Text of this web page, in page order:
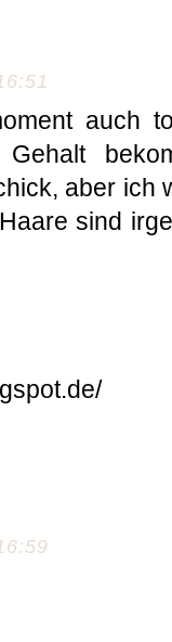
auch
aber ich
sind